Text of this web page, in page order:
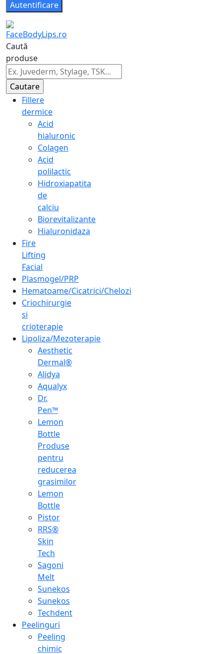
Caută
produse
Fillere
dermice
Acid
hialuronic
Colagen
Acid
polilactic
Hidroxiapatita
de
calciu
Biorevitalizante
Hialuronidaza
Fire
Lifting
Facial
Plasmogel/PRP
Hematoame/Cicatrici/Chelozi
Criochirurgie
si
crioterapie
Lipoliza/Mezoterapie
Aesthetic
Dermal®
Alidya
Aqualyx
Dr.
Pen™
Lemon
Bottle
Produse
pentru
reducerea
grasimilor
Lemon
Bottle
Pistor
RRS®
Skin
Tech
Sagoni
Melt
Sunekos
Sunekos
Techdent
Peelinguri
Peeling
chimic